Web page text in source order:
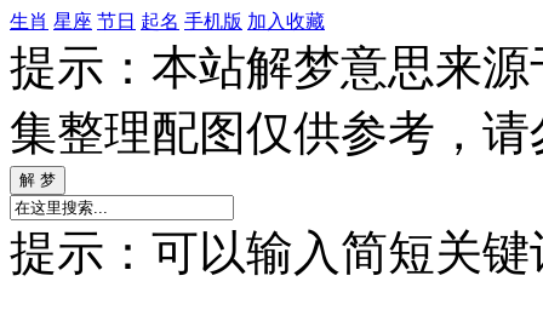
生肖 星座 节日 起名 手机版 加入收藏
提示：本站解梦意思来
集整理配图仅供参考，
提示：可以输入简短关键